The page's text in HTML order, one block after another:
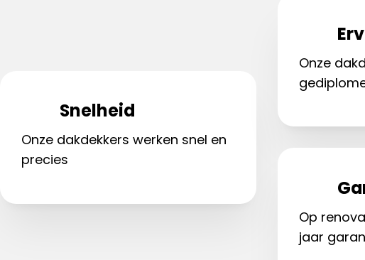
Snelheid
Onze dakdekkers werken snel en
precies
Onze
Op
jaar